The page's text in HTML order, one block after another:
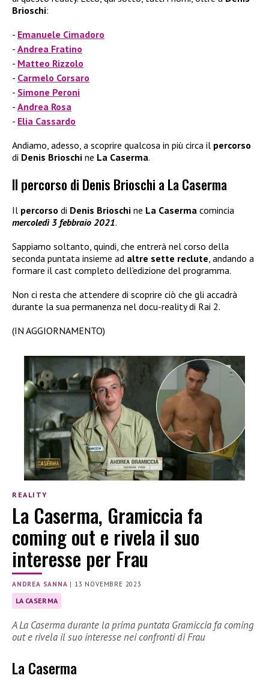
Brioschi:
Emanuele Cimadoro
Andrea Fratino
Matteo Rizzolo
Carmelo Corsaro
Simone Peroni
Andrea Rosa
Elia Cassardo
Andiamo, adesso, a scoprire qualcosa in più circa il percorso
di Denis Brioschi ne La Caserma.
Il percorso di Denis Brioschi a La Caserma
Il percorso di Denis Brioschi ne La Caserma comincia
mercoledì 3 febbraio 2021.
Sappiamo soltanto, quindi, che entrerà nel corso della
seconda puntata insieme ad altre sette reclute, andando a
formare il cast completo dell’edizione del programma.
Non ci resta che attendere di scoprire ciò che gli accadrà
durante la sua permanenza nel docu-reality di Rai 2.
(IN AGGIORNAMENTO)
REALITY
La Caserma, Gramiccia fa
coming out e rivela il suo
interesse per Frau
ANDREA SANNA | 13 NOVEMBRE 2023
LA CASERMA
A La Caserma durante la prima puntata Gramiccia fa coming
out e rivela il suo interesse nei confronti di Frau
La Caserma